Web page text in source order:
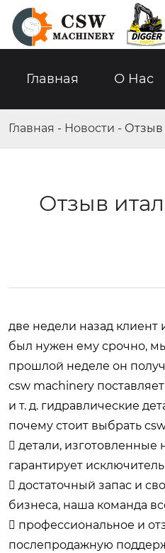
Главная О Hас
Главная - Новости - Отзыв
Отзыв
две недели назад клиент
был нужен ему срочно,
прошлой неделе он
csw machinery
и т. д. гидравлические
почему стоит выбрать
 детали, изготовленные
гарантирует
 достаточный запас и
бизнеса, наша команда
 профессиональное и
послепродажную